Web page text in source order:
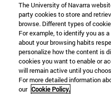
22 SEP
FUNCIÓN Y
Más información
The University of Navarra
party cookies to store and
browse. Different types of
For example, to identify you as
about your browsing habits
personalize how the content is
cookies you want to enable or
will remain active until you
For more detailed information
our Cookie Policy.